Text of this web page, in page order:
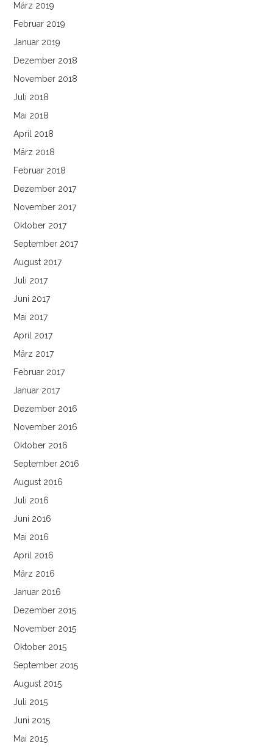
März 2019
Februar 2019
Januar 2019
Dezember 2018
November 2018
Juli 2018
Mai 2018
April 2018
März 2018
Februar 2018
Dezember 2017
November 2017
Oktober 2017
September 2017
August 2017
Juli 2017
Juni 2017
Mai 2017
April 2017
März 2017
Februar 2017
Januar 2017
Dezember 2016
November 2016
Oktober 2016
September 2016
August 2016
Juli 2016
Juni 2016
Mai 2016
April 2016
März 2016
Januar 2016
Dezember 2015
November 2015
Oktober 2015
September 2015
August 2015
Juli 2015
Juni 2015
Mai 2015